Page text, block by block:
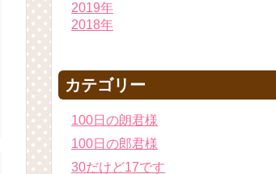
2019年
2018年
カテゴリー
100日の朗君様
100日の郎君様
30だけど17です